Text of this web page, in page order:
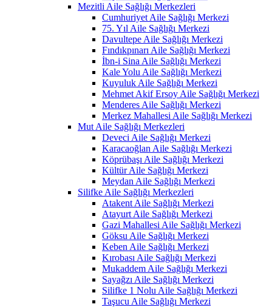
Mezitli Aile Sağlığı Merkezleri
Cumhuriyet Aile Sağlığı Merkezi
75. Yıl Aile Sağlığı Merkezi
Davultepe Aile Sağlığı Merkezi
Fındıkpınarı Aile Sağlığı Merkezi
İbn-i Sina Aile Sağlığı Merkezi
Kale Yolu Aile Sağlığı Merkezi
Kuyuluk Aile Sağlığı Merkezi
Mehmet Akif Ersoy Aile Sağlığı Merkezi
Menderes Aile Sağlığı Merkezi
Merkez Mahallesi Aile Sağlığı Merkezi
Mut Aile Sağlığı Merkezleri
Deveci Aile Sağlığı Merkezi
Karacaoğlan Aile Sağlığı Merkezi
Köprübaşı Aile Sağlığı Merkezi
Kültür Aile Sağlığı Merkezi
Meydan Aile Sağlığı Merkezi
Silifke Aile Sağlığı Merkezleri
Atakent Aile Sağlığı Merkezi
Atayurt Aile Sağlığı Merkezi
Gazi Mahallesi Aile Sağlığı Merkezi
Göksu Aile Sağlığı Merkezi
Keben Aile Sağlığı Merkezi
Kırobası Aile Sağlığı Merkezi
Mukaddem Aile Sağlığı Merkezi
Sayağzı Aile Sağlığı Merkezi
Silifke 1 Nolu Aile Sağlığı Merkezi
Taşucu Aile Sağlığı Merkezi